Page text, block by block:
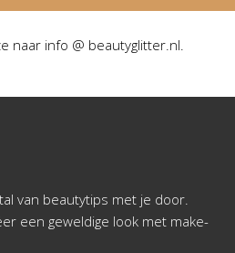
naar info @ beautyglitter.nl.
van beautytips met je door.
een geweldige look met make-